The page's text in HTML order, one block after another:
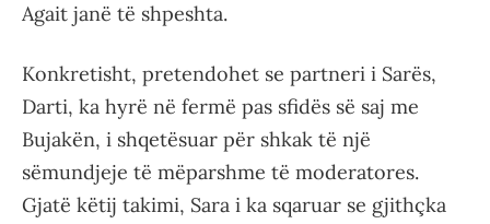
Agait janë të shpeshta.
Konkretisht, pretendohet se partneri i Sarës,
Darti, ka hyrë në fermë pas sfidës së saj me
Bujakën, i shqetësuar për shkak të një
sëmundjeje të mëparshme të moderatores.
Gjatë këtij takimi, Sara i ka sqaruar se gjithçka